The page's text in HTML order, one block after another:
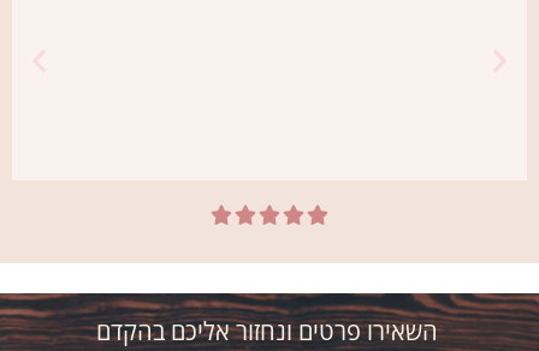
רובי
אסי ב"אמריליס" בהמלצת חברה. הזר יצא
מדהים! ובזמן





השאירו פרטים ונחזור אליכם בהקדם